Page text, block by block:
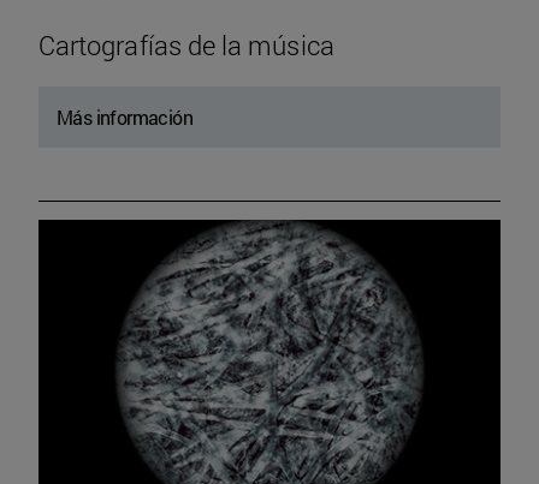
Cartografías de la música
Más información